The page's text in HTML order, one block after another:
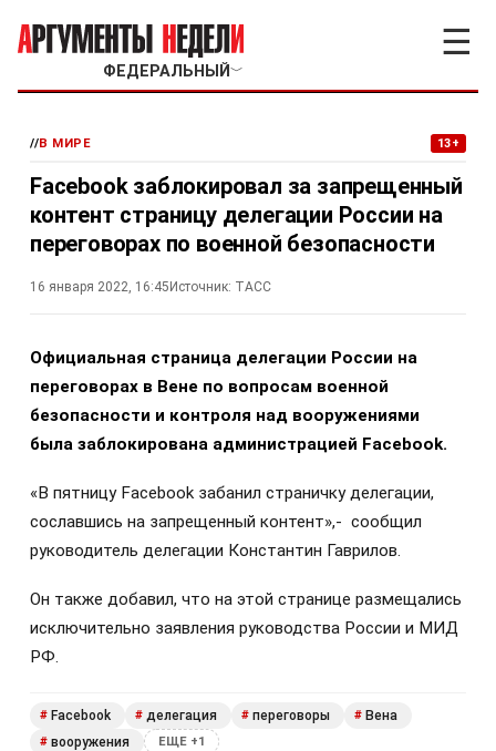
ФЕДЕРАЛЬНЫЙ ﹀
☰
//В МИРЕ 13+
Facebook заблокировал за запрещенный
контент страницу делегации России на
переговорах по военной безопасности
16 января 2022, 16:45 Источник: ТАСС
Официальная страница делегации России на
переговорах в Вене по вопросам военной
безопасности и контроля над вооружениями
была заблокирована администрацией Facebook.
«В пятницу Facebook забанил страничку делегации,
сославшись на запрещенный контент»,- сообщил
руководитель делегации Константин Гаврилов.
Он также добавил, что на этой странице размещались
исключительно заявления руководства России и МИД
РФ.
# Facebook # делегация # переговоры # Вена
# вооружения ЕЩЕ +1